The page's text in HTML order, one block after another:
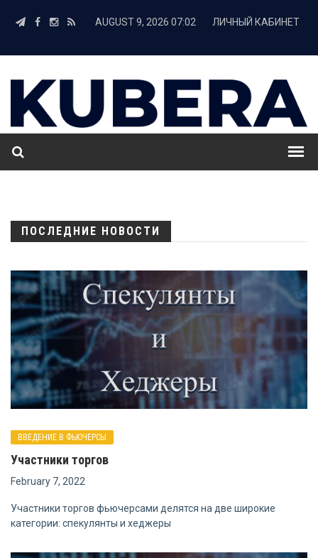
AUGUST 9, 2026 07:02 ЛИЧНЫЙ КАБИНЕТ
ПОСЛЕДНИЕ НОВОСТИ
ВВЕДЕНИЕ В ФЬЮЧЕРСЫ
Участники торгов
February 7, 2022
Участники торгов фьючерсами делятся на две широкие
категории: спекулянты и хеджеры